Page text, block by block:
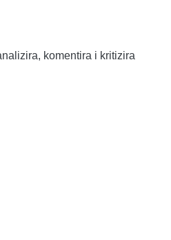
komentira i kritizira